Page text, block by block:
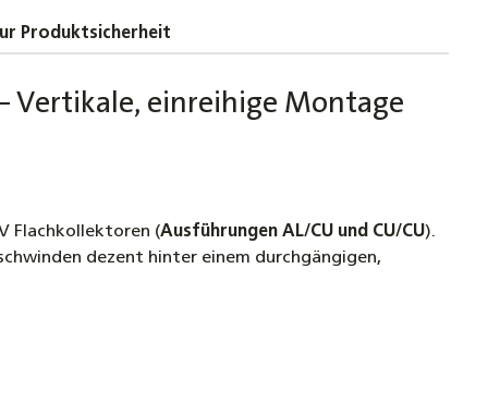
Flachkollektor FKF 240 Sonnenkollektor
Kollektor
Produktsicherheit
Vertikale, einreihige Montage
Flachkollektoren (Ausführungen AL/CU und CU/CU).
dezent hinter einem durchgängigen,